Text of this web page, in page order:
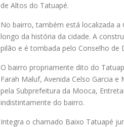
de Altos do Tatuapé.
No bairro, também está localizada a
longo da história da cidade. A
pilão e é tombada pelo Conselho de
O bairro propriamente dito do
Farah Maluf, Avenida Celso Garcia
pela Subprefeitura da Mooca,
indistintamente do bairro.
Integra o chamado Baixo Tatuapé